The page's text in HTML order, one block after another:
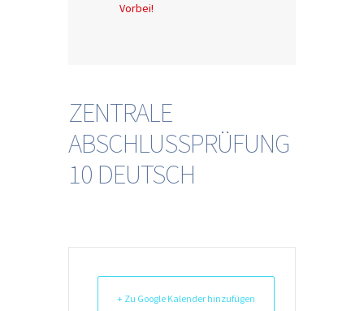
Vorbei!
ZENTRALE
ABSCHLUSSPRÜFUNG
10 DEUTSCH
+ Zu Google Kalender hinzufügen